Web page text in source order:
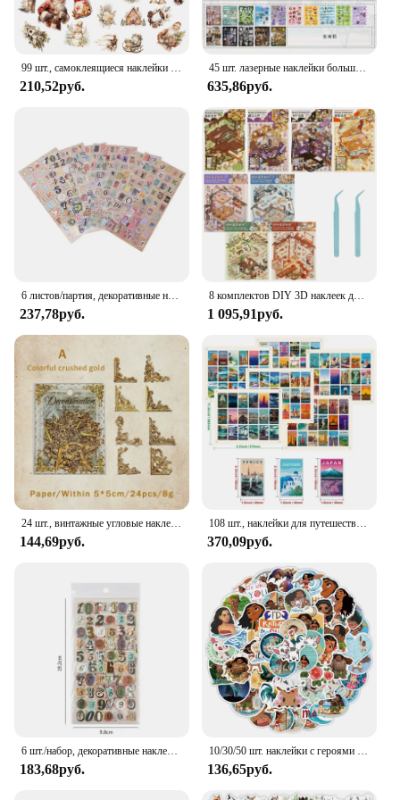
210,52руб.
45 шт. лазерные наклейки большого размера, клейкие книги, сделай сам, ручной счет, дневник, альбом, аксессуары для скрапбукинга
635,86руб.
237,78руб.
8 комплектов DIY 3D наклеек для дома, забавные наклейки для сцены, мультяшные 3D наклейки для сцены для взрослых и детей, украшения для скрапбукинга
1 095,91руб.
144,69руб.
108 шт., наклейки для путешествий по всему миру, пейзажи, наклейки «сделай сам», путешествия в Париж, Берлин, Япония, Нью-Йорк, Швейцария, Норвегия, Венеция
370,09руб.
183,68руб. 136,65руб.